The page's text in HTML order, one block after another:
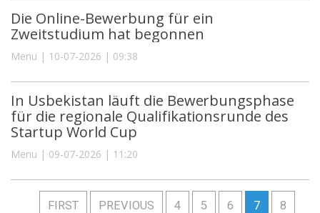
Die Online-Bewerbung für ein
Zweitstudium hat begonnen
Menu | 10-07-2026 | 09:38
In Usbekistan läuft die Bewerbungsphase
für die regionale Qualifikationsrunde des
Startup World Cup
Menu | 09-07-2026 | 11:20
FIRST PREVIOUS 4 5 6 7 8